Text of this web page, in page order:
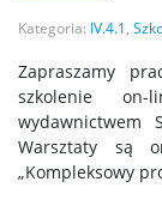
Kategoria: IV.4.1,
Zapraszamy
szkolenie
wydawnictwem
Warsztaty są
„Kompleksowy